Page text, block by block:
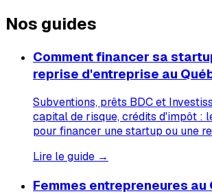
Nos guides
Comment financer sa
reprise d'entreprise au
Subventions, prêts BDC et
capital de risque, crédits d'impôt :
pour financer une startup ou une
Lire le guide →
Femmes entrepreneures au